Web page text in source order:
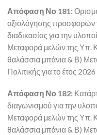
Απόφαση Νο 181:
αξιολόγησης προσφορών
διαδικασίας για την
Μεταφορά μελών της Υπ.
θαλάσσια μπάνια & Β)
Πολιτικής για το έτος 2026
Απόφαση Νο 182:
διαγωνισμού για την
Μεταφορά μελών της Υπ.
θαλάσσια μπάνια & Β)